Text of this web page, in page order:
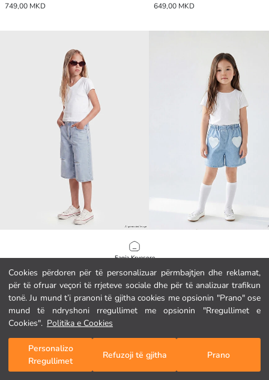
Cookies përdoren për të personalizuar përmbajtjen dhe reklamat,
për të ofruar veçori të rrjeteve sociale dhe për të analizuar trafikun
tonë. Ju mund t’i pranoni të gjitha cookies me opsionin "Prano" ose
mund të ndryshoni rregullimet me opsionin "Rregullimet e
Cookies". Politika e Cookies
Personalizo
Rregullimet
Refuzoji të gjitha Prano
Faqja Kryesore
Kategoritë
Shporta Ime
749,00 MKD
649,00 MKD
Pantallona të shkurtra xhins për vajza me detaje të grisura
1.149,00 MKD
799,00 MKD